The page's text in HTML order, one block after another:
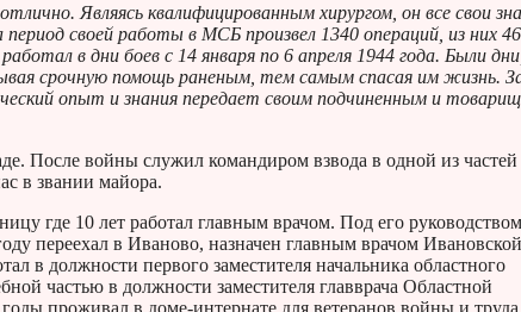
Являясь квалифицированным хирургом, он все свои
своей работы в МСБ произвел 1340 операций, из них 46
в дни боев с 14 января по 6 апреля 1944 года. Были
срочную помощь раненым, тем самым спасая им жизнь.
опыт и знания передает своим подчиненным и
После войны служил командиром взвода в одной из частей
в звании майора.
где 10 лет работал главным врачом. Под его руководством
переехал в Иваново, назначен главным врачом Ивановской
в должности первого заместителя начальника областного
частью в должности заместителя главврача Областной